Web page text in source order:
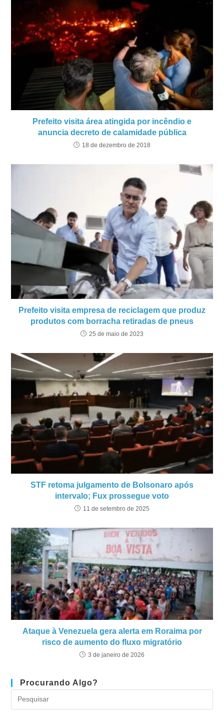
Prefeito visita área atingida por incêndio e
anuncia decreto de calamidade pública
18 de dezembro de 2018
Prefeito visita empresa de reciclagem que produz
produtos com borracha retiradas de pneus
25 de maio de 2023
STF retoma julgamento de Bolsonaro após
intervalo; Fux prossegue voto
11 de setembro de 2025
Ataque à Venezuela gera alerta em Roraima por
risco de aumento do fluxo migratório
3 de janeiro de 2026
Procurando Algo?